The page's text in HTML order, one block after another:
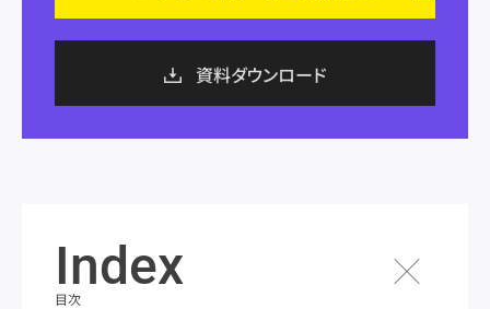
資料ダウンロード
Index
目次